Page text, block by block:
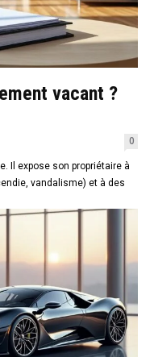
vacant ?
0
Il expose son propriétaire à
vandalisme) et à des